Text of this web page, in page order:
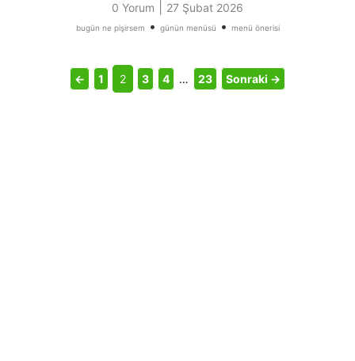
0 Yorum 27 Şubat 2026
bugün ne pişirsem • günün menüsü • menü önerisi
← 1 2 3 4 … 23 Sonraki →